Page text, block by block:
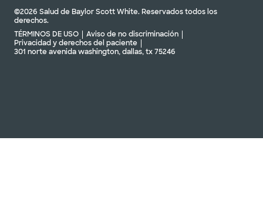
©2026 Salud de Baylor Scott White. Reservados todos los
derechos.
TÉRMINOS DE USO
Aviso de no discriminación
Privacidad y derechos del paciente
301 norte avenida washington, dallas, tx 75246